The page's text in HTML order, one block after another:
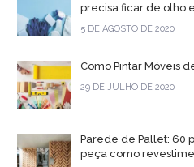
precisa ficar de olho
5 DE AGOSTO DE 2020
Como Pintar Móveis
29 DE JULHO DE 2020
Parede de Pallet: 60
peça como